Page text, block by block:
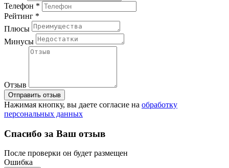
Телефон *
Рейтинг *
Плюсы
Минусы
Отзыв
Отправить отзыв
Нажимая кнопку, вы даете согласие на обработку
персональных данных
Спасибо за Ваш отзыв
После проверки он будет размещен
Ошибка